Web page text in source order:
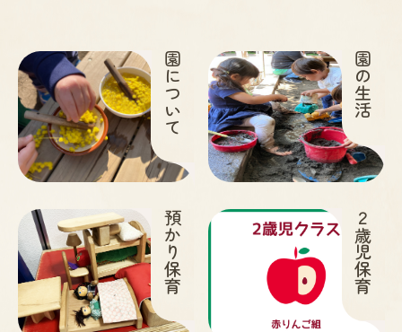
園について 園の生活
預かり保育
２歳児保育